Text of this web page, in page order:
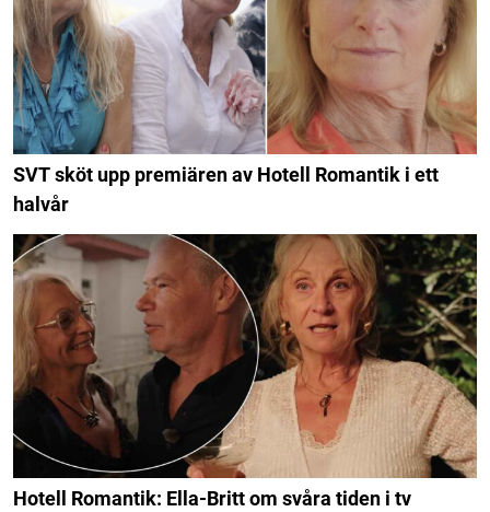
SVT sköt upp premiären av Hotell Romantik i ett
halvår
Hotell Romantik: Ella-Britt om svåra tiden i tv